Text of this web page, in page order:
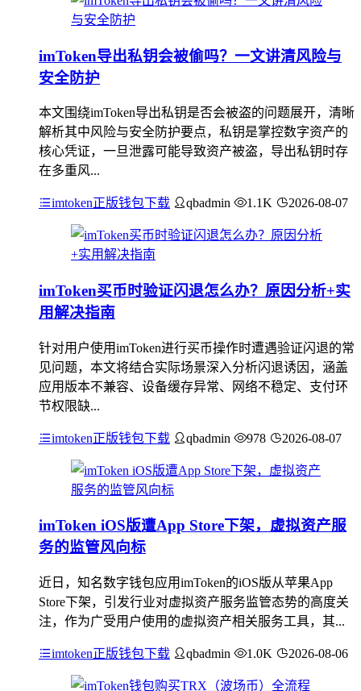
imToken导出私钥会被偷吗？一文讲清风险与
安全防护
本文围绕imToken导出私钥是否会被盗的问题展开，清晰
解析其中风险与安全防护要点，私钥是掌控数字资产的
核心凭证，一旦泄露可能导致资产被盗，导出私钥时存
在多重风...
imtoken正版钱包下载 qbadmin 1.1K 2026-08-07
imToken买币时验证闪退怎么办？原因分析+实
用解决指南
针对用户使用imToken进行买币操作时遭遇验证闪退的常
见问题，本文将结合实际场景深入分析闪退诱因，涵盖
应用版本不兼容、设备缓存异常、网络不稳定、支付环
节权限缺...
imtoken正版钱包下载 qbadmin 978 2026-08-07
imToken iOS版遭App Store下架，虚拟资产服
务的监管风向标
近日，知名数字钱包应用imToken的iOS版从苹果App
Store下架，引发行业对虚拟资产服务监管态势的高度关
注，作为广受用户使用的虚拟资产相关服务工具，其...
imtoken正版钱包下载 qbadmin 1.0K 2026-08-06